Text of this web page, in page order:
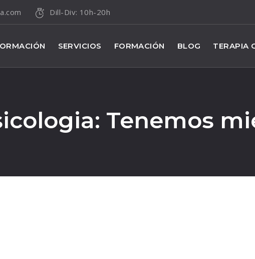
Dill-Div: 10h-20h
SERVICIOS FORMACIÓN BLOG TERAPIA
Tenemos